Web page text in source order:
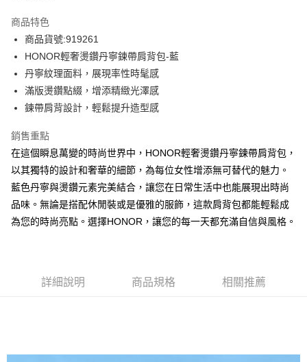
Apple Pay
街口支付
悠遊付
Google Pay
ATM付款
運送方式
全家取貨付款 -訂單滿 $2000 元即享免運服務，未滿則另收
$80 元物流費用。
每筆NT$80，滿NT$2,000(含以上)免運費
每筆NT$80，滿NT$2,000(含以上)免運費
商品特色
商品貨號:919261
HONOR輕奢燙鑽丹寧鍊帶肩背包-藍
丹寧紋理面料，展現率性時髦感
滿版燙鑽點綴，增添精緻光澤感
鍊帶肩背設計，輕鬆提升造型感
銷售重點
在這個瞬息萬變的時尚世界中，HONOR輕奢燙鑽丹寧鍊帶肩背包，
以其獨特的設計和奢華的細節，為每位女性增添無可替代的魅力。
藍色丹寧與燙鑽元素完美結合，讓您在日常生活中也能展現出時尚
品味。無論是搭配休閒裝或是優雅的服飾，這款肩背包都能輕鬆成
為您的時尚亮點。選擇HONOR，讓您的每一天都充滿自信與風格。
詳細說明 商品規格 相關推薦